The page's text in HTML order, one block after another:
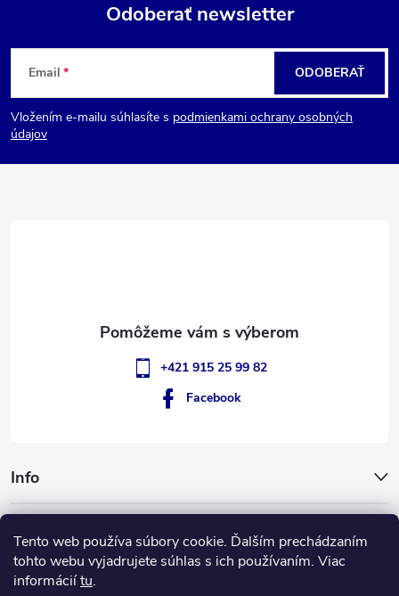
Tento web používa súbory cookie. Ďalším prechádzaním
tohto webu vyjadrujete súhlas s ich používaním. Viac
informáciítu.
Z
á
p
Odoberať newsletter
Email
Vložením e-mailu súhlasíte s podmienkami ochrany osobných
údajov
ODOBERAŤ
Info
+421 915 25 99 82
Facebook